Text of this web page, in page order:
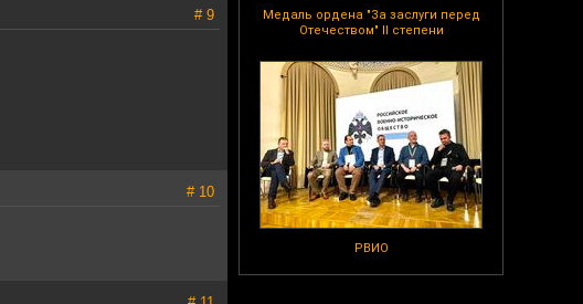
Медаль ордена "За заслуги перед
Отечеством" II степени
РВИО
# 9
# 10